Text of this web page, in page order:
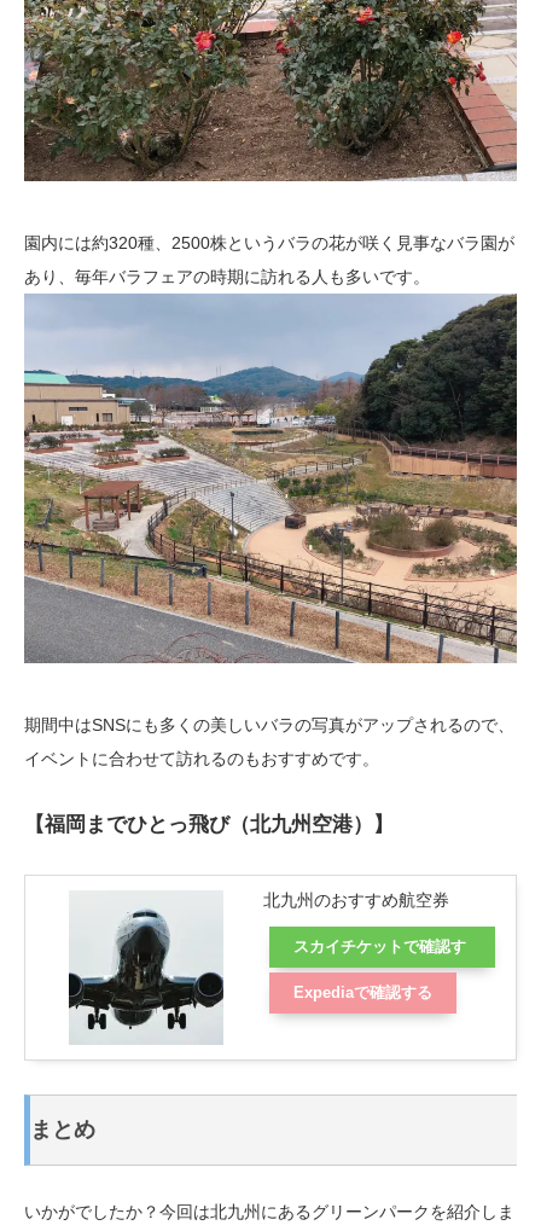
園内には約320種、2500株というバラの花が咲く見事なバラ園が
あり、毎年バラフェアの時期に訪れる人も多いです。
期間中はSNSにも多くの美しいバラの写真がアップされるので、
イベントに合わせて訪れるのもおすすめです。
【福岡までひとっ飛び（北九州空港）】
北九州のおすすめ航空券
スカイチケットで確認す
る
Expediaで確認する
まとめ
いかがでしたか？今回は北九州にあるグリーンパークを紹介しま